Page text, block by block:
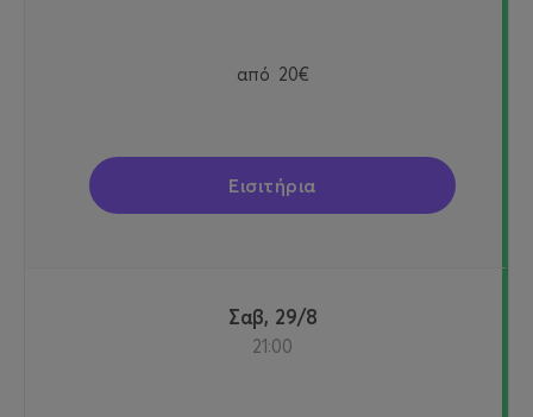
από 20€
Εισιτήρια
Σαβ, 29/8
21:00